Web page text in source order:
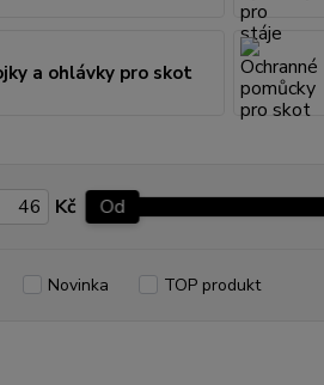
a ohlávky pro skot
Kč Od
Novinka TOP produkt